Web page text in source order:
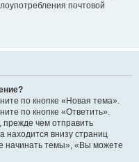
почтовой
по кнопке «Новая тема».
по кнопке «Ответить».
прежде чем отправить
находится внизу страниц
темы», «Вы можете